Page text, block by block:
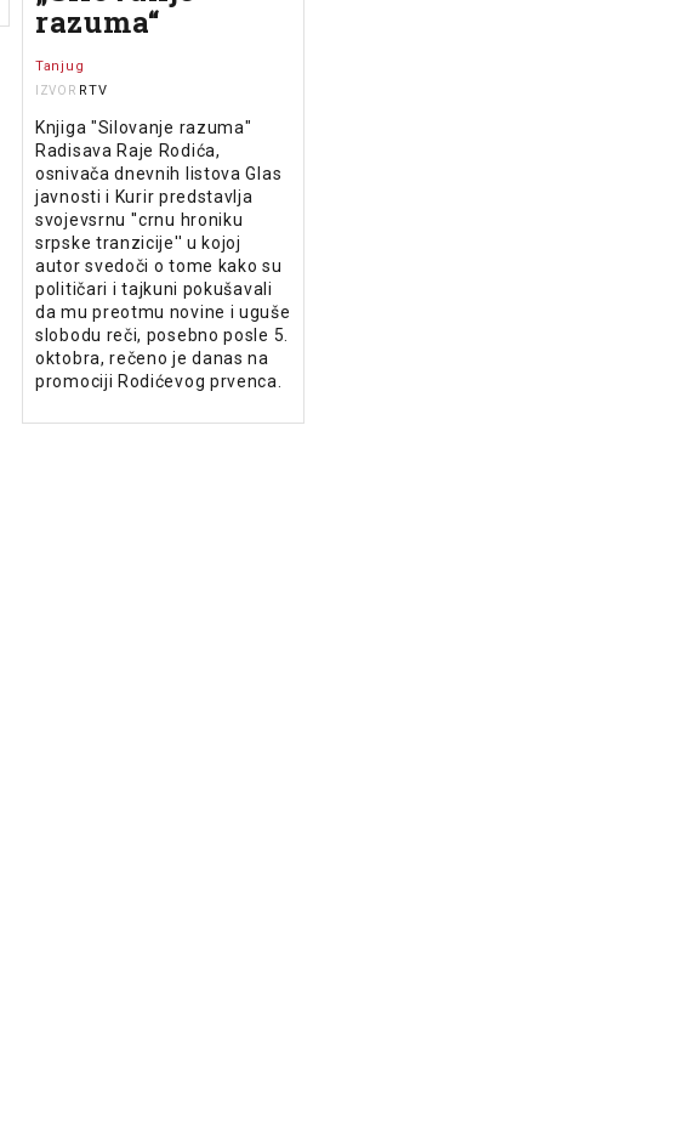
razuma“
Tanjug
IZVOR RTV
Knjiga "Silovanje razuma"
Radisava Raje Rodića,
osnivača dnevnih listova Glas
javnosti i Kurir predstavlja
svojevsrnu ''crnu hroniku
srpske tranzicije'' u kojoj
autor svedoči o tome kako su
političari i tajkuni pokušavali
da mu preotmu novine i uguše
slobodu reči, posebno posle 5.
oktobra, rečeno je danas na
promociji Rodićevog prvenca.